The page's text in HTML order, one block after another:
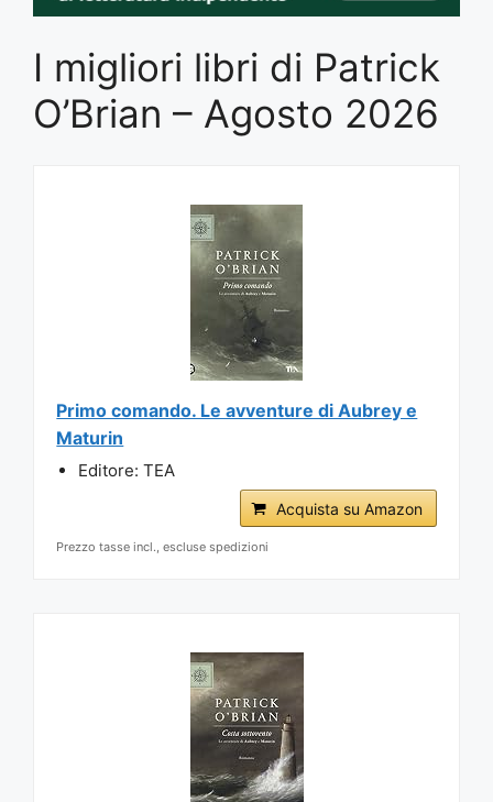
I migliori libri di Patrick
O’Brian – Agosto 2026
Primo comando. Le avventure di Aubrey e
Maturin
Editore: TEA
Acquista su Amazon
Prezzo tasse incl., escluse spedizioni